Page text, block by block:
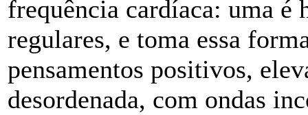
frequência cardíaca: uma é
regulares, e toma essa
pensamentos positivos,
desordenada, com ondas